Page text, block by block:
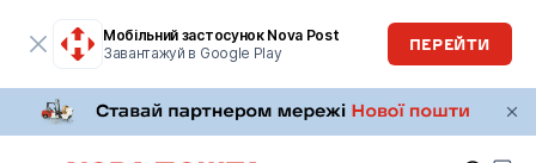
Мобільний застосунок Nova Post
Завантажуй в Google Play
ПЕРЕЙТИ